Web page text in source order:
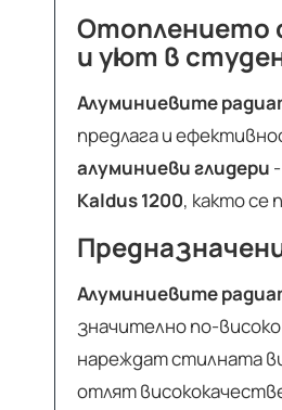
Отоплението
и уют в
Алуминиевите
предлага и
алуминиеви глидери -
Kaldus1200, както се
Алуминиевите
значително по-
нареждат стилната
отлят